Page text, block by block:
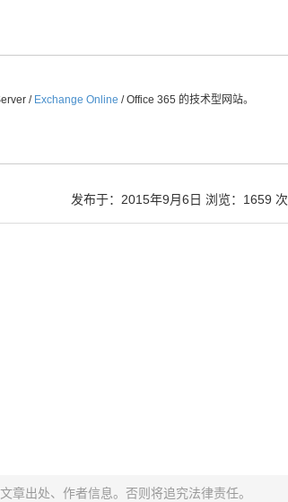
/ Exchange Online / Office 365 的技术型网站。
发布于： 2015年9月6日 浏览：1659 次
章出处、作者信息。否则将追究法律责任。